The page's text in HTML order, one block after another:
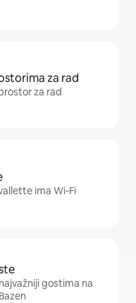
za rad
za rad
ima Wi-Fi
gostima na